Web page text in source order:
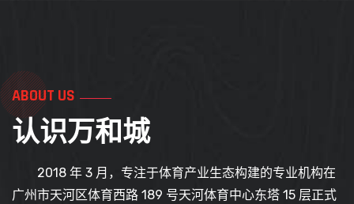
ABOUT US
认识万和城
2018 年 3 月，专注于体育产业生态构建的专业机构在
广州市天河区体育西路 189 号天河体育中心东塔 15 层正式